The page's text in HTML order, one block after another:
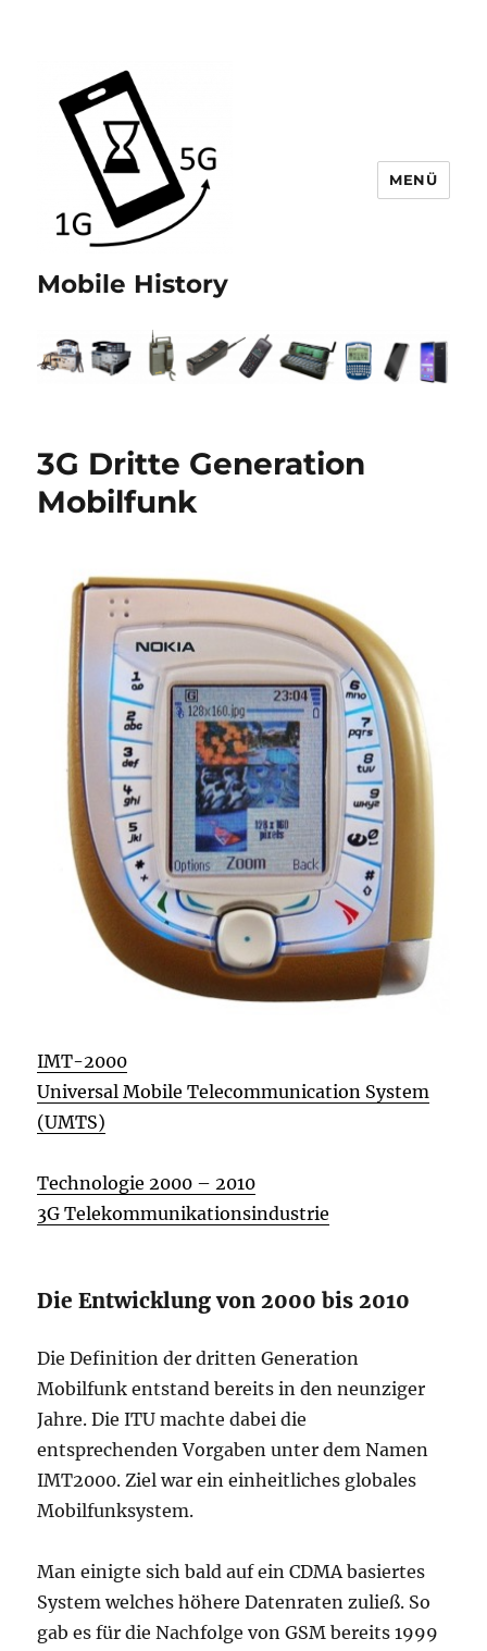
Mobile History
MENÜ
3G Dritte Generation
Mobilfunk
IMT-2000
Universal Mobile Telecommunication System
(UMTS)
Technologie 2000 – 2010
3G Telekommunikationsindustrie
Die Entwicklung von 2000 bis 2010
Die Definition der dritten Generation
Mobilfunk entstand bereits in den neunziger
Jahre. Die ITU machte dabei die
entsprechenden Vorgaben unter dem Namen
IMT2000. Ziel war ein einheitliches globales
Mobilfunksystem.
Man einigte sich bald auf ein CDMA basiertes
System welches höhere Datenraten zuließ. So
gab es für die Nachfolge von GSM bereits 1999